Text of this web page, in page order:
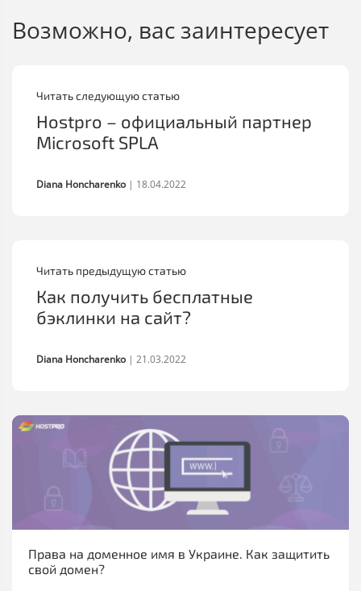
Возможно, вас заинтересует
Читать предыдущую статью
Как получить бесплатные
бэклинки на сайт?
Diana Honcharenko | 21.03.2022
Читать следующую статью
Hostpro – официальный партнер
Microsoft SPLA
Diana Honcharenko | 18.04.2022
Права на доменное имя в Украине. Как защитить
свой домен?